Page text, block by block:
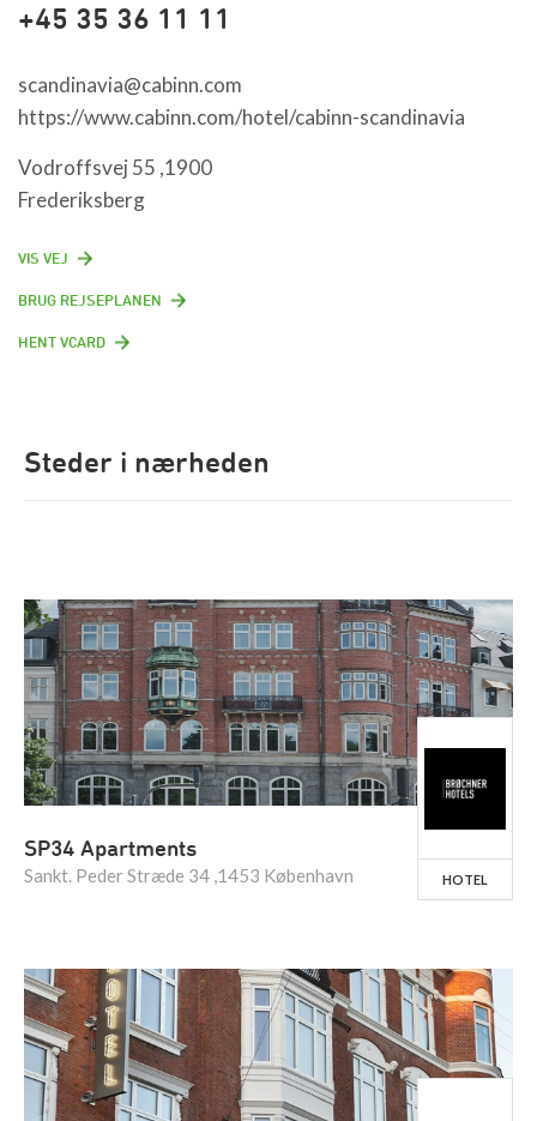
+45 35 36 11 11
scandinavia@cabinn.com
https://www.cabinn.com/hotel/cabinn-scandinavia
Vodroffsvej 55 ,1900
Frederiksberg
VIS VEJ
BRUG REJSEPLANEN
HENT VCARD
Steder i nærheden
SP34 Apartments
Sankt. Peder Stræde 34 ,1453 København HOTEL